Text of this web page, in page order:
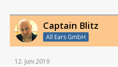
Captain Blitz
All Ears GmbH
12. Juni 2019